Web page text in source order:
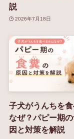
説
2026年7月18日
子犬がうんちを
なぜ？パピー期
因と対策を解説